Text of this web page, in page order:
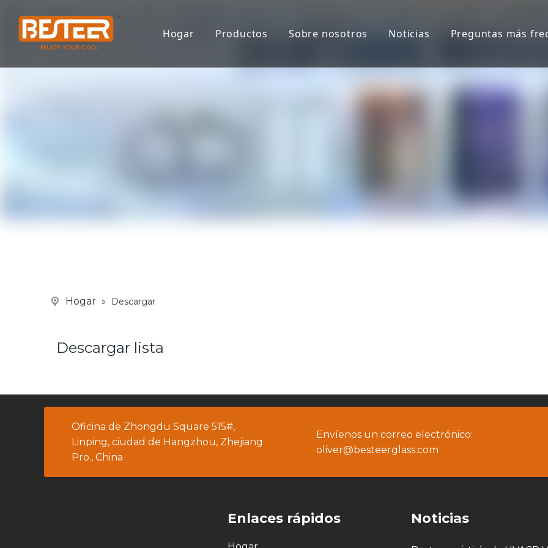
Hogar Productos
Serie de enfriadores y congeladores verticales
Sobre nosotros Noticias Preguntas más
Hogar » Descargar
Descargar lista
Oficina de Zhongdu Square 515#,
Linping, ciudad de Hangzhou, Zhejiang
Pro., China
Envíenos un correo electrónico:
oliver@besteerglass.com
Enlaces rápidos Noticias